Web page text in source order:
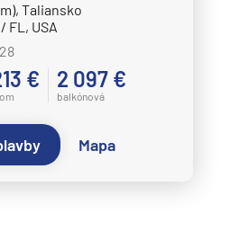
Taliansko
FL, USA
€ 2 097 €
balkónová
Mapa